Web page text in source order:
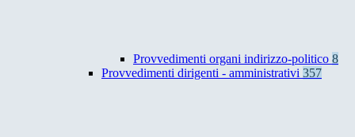
Provvedimenti organi indirizzo-politico 8
Provvedimenti dirigenti - amministrativi 357